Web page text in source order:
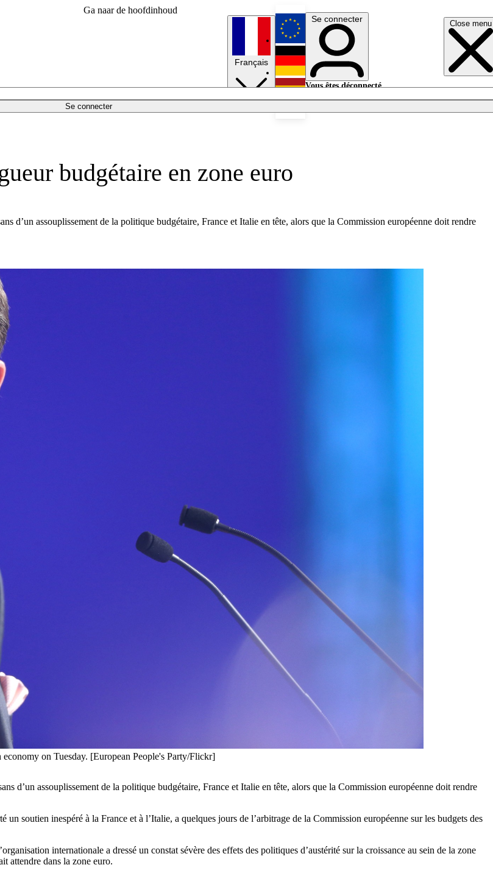
Ga naar de hoofdinhoud
Close menu
Se connecter
Français
English
Deutsch
Se connecter
Vous êtes déconnecté.
budgétaire en zone euro
d’un assouplissement de la politique budgétaire, France et Italie en tête, alors que la Commission européenne doit rendre
on Tuesday. [European People's Party/Flickr]
d’un assouplissement de la politique budgétaire, France et Italie en tête, alors que la Commission européenne doit rendre
soutien inespéré à la France et à l’Italie, a quelques jours de l’arbitrage de la Commission européenne sur les budgets des
internationale a dressé un constat sévère des effets des politiques d’austérité sur la croissance au sein de la zone
attendre dans la zone euro.